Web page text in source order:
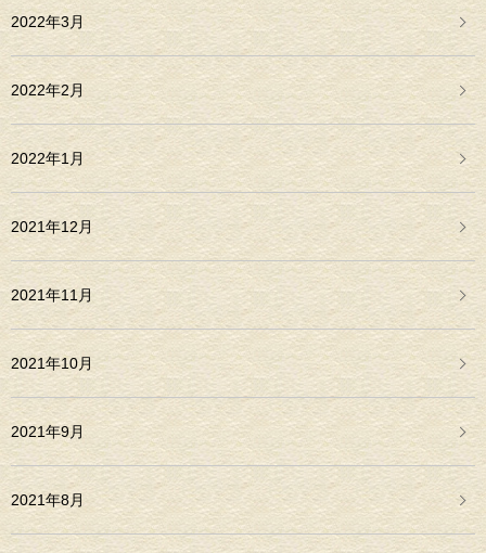
2022年3月
2022年2月
2022年1月
2021年12月
2021年11月
2021年10月
2021年9月
2021年8月